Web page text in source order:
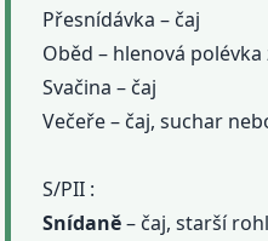
Přesnídávka – čaj
Oběd – hlenová
Svačina – čaj
Večeře – čaj, suchar
S/PII :
Snídaně– čaj, starší